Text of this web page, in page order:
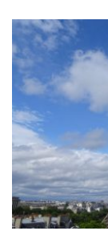
VERKEER